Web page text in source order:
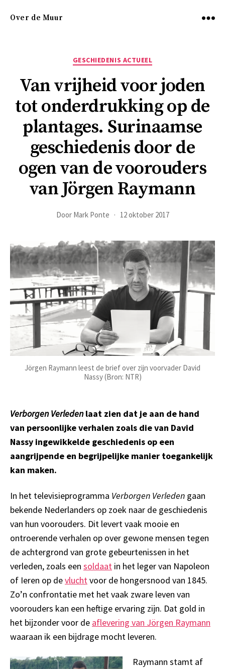
Over de Muur
Categorieën
GESCHIEDENIS ACTUEEL
Van vrijheid voor joden
tot onderdrukking op de
plantages. Surinaamse
geschiedenis door de
ogen van de voorouders
van Jörgen Raymann
Door Mark Ponte 12 oktober 2017
Jörgen Raymann leest de brief over zijn voorvader David
Nassy (Bron: NTR)
Verborgen Verledenlaat zien dat je aan de hand
van persoonlijke verhalen zoals die van David
Nassy ingewikkelde geschiedenis op een
aangrijpende en begrijpelijke manier toegankelijk
kan maken.
In het televisieprogramma Verborgen Verleden gaan
bekende Nederlanders op zoek naar de geschiedenis
van hun voorouders. Dit levert vaak mooie en
ontroerende verhalen op over gewone mensen tegen
de achtergrond van grote gebeurtenissen in het
verleden, zoals een soldaat in het leger van Napoleon
of Ieren op devlucht voor de hongersnood van 1845.
Zo’n confrontatie met het vaak zware leven van
voorouders kan een heftige ervaring zijn. Dat gold in
het bijzonder voor de aflevering van Jörgen Raymann
waaraan ik een bijdrage mocht leveren.
Raymann stamt af